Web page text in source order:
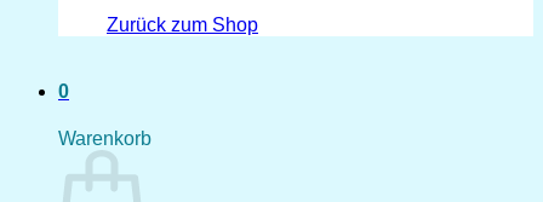
Zurück zum Shop
0
Warenkorb